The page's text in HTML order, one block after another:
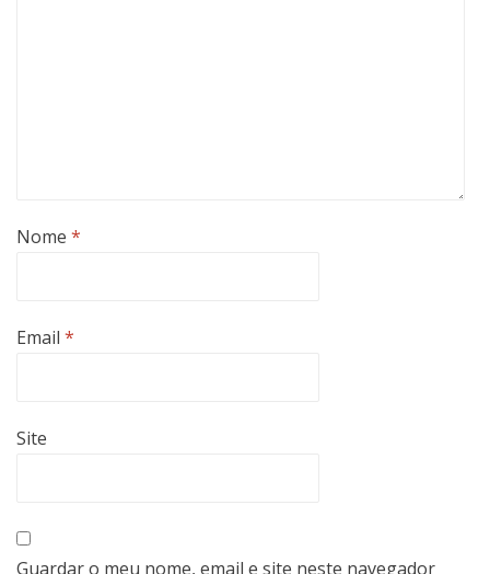
Nome *
Email *
Site
Guardar o meu nome, email e site neste navegador